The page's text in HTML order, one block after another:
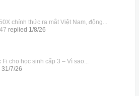
chính thức ra mắt Việt Nam, động...
replied 1/8/26
Fi cho học sinh cấp 3 – Vì sao...
31/7/26